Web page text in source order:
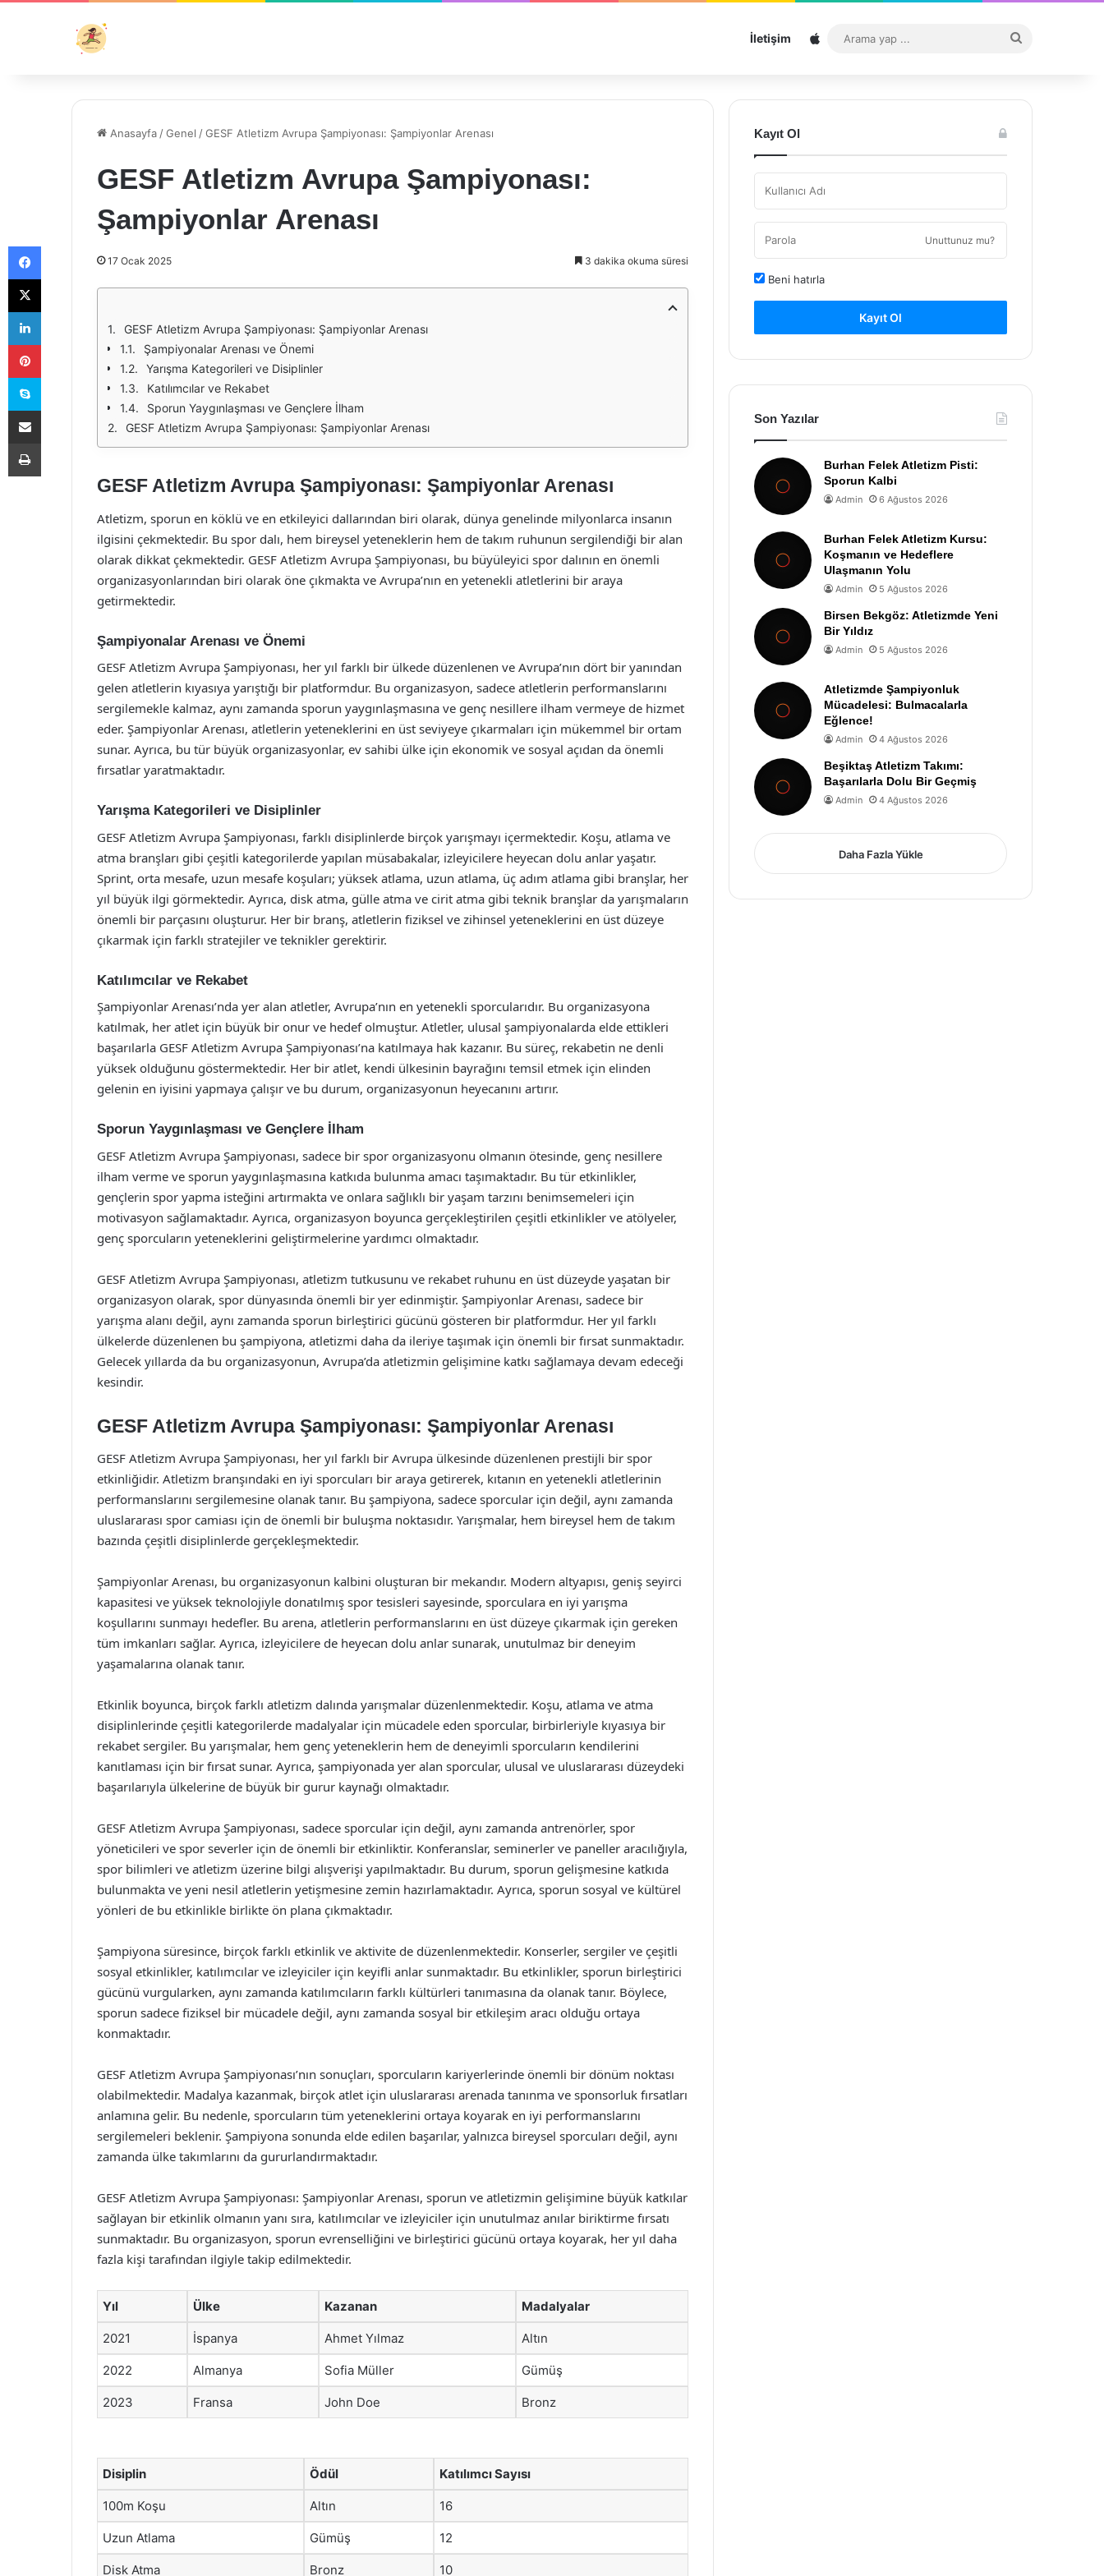
İletişim Sitemap
...
Anasayfa /Genel /GESF Atletizm Avrupa Şampiyonası: Şampiyonlar Arenası
GESF Atletizm Avrupa Şampiyonası:
Şampiyonlar Arenası
17 Ocak 2025 3 dakika okuma süresi
GESF Atletizm Avrupa Şampiyonası: Şampiyonlar Arenası
Şampiyonalar Arenası ve Önemi
Yarışma Kategorileri ve Disiplinler
Katılımcılar ve Rekabet
Sporun Yaygınlaşması ve Gençlere İlham
GESF Atletizm Avrupa Şampiyonası: Şampiyonlar Arenası
GESF Atletizm Avrupa Şampiyonası: Şampiyonlar Arenası
Atletizm, sporun en köklü ve en etkileyici dallarından biri olarak, dünya genelinde milyonlarca insanın
ilgisini çekmektedir. Bu spor dalı, hem bireysel yeteneklerin hem de takım ruhunun sergilendiği bir alan
olarak dikkat çekmektedir. GESF Atletizm Avrupa Şampiyonası, bu büyüleyici spor dalının en önemli
organizasyonlarından biri olarak öne çıkmakta ve Avrupa’nın en yetenekli atletlerini bir araya
getirmektedir.
Şampiyonalar Arenası ve Önemi
GESF Atletizm Avrupa Şampiyonası, her yıl farklı bir ülkede düzenlenen ve Avrupa’nın dört bir yanından
gelen atletlerin kıyasıya yarıştığı bir platformdur. Bu organizasyon, sadece atletlerin performanslarını
sergilemekle kalmaz, aynı zamanda sporun yaygınlaşmasına ve genç nesillere ilham vermeye de hizmet
eder. Şampiyonlar Arenası, atletlerin yeteneklerini en üst seviyeye çıkarmaları için mükemmel bir ortam
sunar. Ayrıca, bu tür büyük organizasyonlar, ev sahibi ülke için ekonomik ve sosyal açıdan da önemli
fırsatlar yaratmaktadır.
Yarışma Kategorileri ve Disiplinler
GESF Atletizm Avrupa Şampiyonası, farklı disiplinlerde birçok yarışmayı içermektedir. Koşu, atlama ve
atma branşları gibi çeşitli kategorilerde yapılan müsabakalar, izleyicilere heyecan dolu anlar yaşatır.
Sprint, orta mesafe, uzun mesafe koşuları; yüksek atlama, uzun atlama, üç adım atlama gibi branşlar, her
yıl büyük ilgi görmektedir. Ayrıca, disk atma, gülle atma ve cirit atma gibi teknik branşlar da yarışmaların
önemli bir parçasını oluşturur. Her bir branş, atletlerin fiziksel ve zihinsel yeteneklerini en üst düzeye
çıkarmak için farklı stratejiler ve teknikler gerektirir.
Katılımcılar ve Rekabet
Şampiyonlar Arenası’nda yer alan atletler, Avrupa’nın en yetenekli sporcularıdır. Bu organizasyona
katılmak, her atlet için büyük bir onur ve hedef olmuştur. Atletler, ulusal şampiyonalarda elde ettikleri
başarılarla GESF Atletizm Avrupa Şampiyonası’na katılmaya hak kazanır. Bu süreç, rekabetin ne denli
yüksek olduğunu göstermektedir. Her bir atlet, kendi ülkesinin bayrağını temsil etmek için elinden
gelenin en iyisini yapmaya çalışır ve bu durum, organizasyonun heyecanını artırır.
Sporun Yaygınlaşması ve Gençlere İlham
GESF Atletizm Avrupa Şampiyonası, sadece bir spor organizasyonu olmanın ötesinde, genç nesillere
ilham verme ve sporun yaygınlaşmasına katkıda bulunma amacı taşımaktadır. Bu tür etkinlikler,
gençlerin spor yapma isteğini artırmakta ve onlara sağlıklı bir yaşam tarzını benimsemeleri için
motivasyon sağlamaktadır. Ayrıca, organizasyon boyunca gerçekleştirilen çeşitli etkinlikler ve atölyeler,
genç sporcuların yeteneklerini geliştirmelerine yardımcı olmaktadır.
GESF Atletizm Avrupa Şampiyonası, atletizm tutkusunu ve rekabet ruhunu en üst düzeyde yaşatan bir
organizasyon olarak, spor dünyasında önemli bir yer edinmiştir. Şampiyonlar Arenası, sadece bir
yarışma alanı değil, aynı zamanda sporun birleştirici gücünü gösteren bir platformdur. Her yıl farklı
ülkelerde düzenlenen bu şampiyona, atletizmi daha da ileriye taşımak için önemli bir fırsat sunmaktadır.
Gelecek yıllarda da bu organizasyonun, Avrupa’da atletizmin gelişimine katkı sağlamaya devam edeceği
kesindir.
GESF Atletizm Avrupa Şampiyonası: Şampiyonlar Arenası
GESF Atletizm Avrupa Şampiyonası, her yıl farklı bir Avrupa ülkesinde düzenlenen prestijli bir spor
etkinliğidir. Atletizm branşındaki en iyi sporcuları bir araya getirerek, kıtanın en yetenekli atletlerinin
performanslarını sergilemesine olanak tanır. Bu şampiyona, sadece sporcular için değil, aynı zamanda
uluslararası spor camiası için de önemli bir buluşma noktasıdır. Yarışmalar, hem bireysel hem de takım
bazında çeşitli disiplinlerde gerçekleşmektedir.
Şampiyonlar Arenası, bu organizasyonun kalbini oluşturan bir mekandır. Modern altyapısı, geniş seyirci
kapasitesi ve yüksek teknolojiyle donatılmış spor tesisleri sayesinde, sporculara en iyi yarışma
koşullarını sunmayı hedefler. Bu arena, atletlerin performanslarını en üst düzeye çıkarmak için gereken
tüm imkanları sağlar. Ayrıca, izleyicilere de heyecan dolu anlar sunarak, unutulmaz bir deneyim
yaşamalarına olanak tanır.
Etkinlik boyunca, birçok farklı atletizm dalında yarışmalar düzenlenmektedir. Koşu, atlama ve atma
disiplinlerinde çeşitli kategorilerde madalyalar için mücadele eden sporcular, birbirleriyle kıyasıya bir
rekabet sergiler. Bu yarışmalar, hem genç yeteneklerin hem de deneyimli sporcuların kendilerini
kanıtlaması için bir fırsat sunar. Ayrıca, şampiyonada yer alan sporcular, ulusal ve uluslararası düzeydeki
başarılarıyla ülkelerine de büyük bir gurur kaynağı olmaktadır.
GESF Atletizm Avrupa Şampiyonası, sadece sporcular için değil, aynı zamanda antrenörler, spor
yöneticileri ve spor severler için de önemli bir etkinliktir. Konferanslar, seminerler ve paneller aracılığıyla,
spor bilimleri ve atletizm üzerine bilgi alışverişi yapılmaktadır. Bu durum, sporun gelişmesine katkıda
bulunmakta ve yeni nesil atletlerin yetişmesine zemin hazırlamaktadır. Ayrıca, sporun sosyal ve kültürel
yönleri de bu etkinlikle birlikte ön plana çıkmaktadır.
Şampiyona süresince, birçok farklı etkinlik ve aktivite de düzenlenmektedir. Konserler, sergiler ve çeşitli
sosyal etkinlikler, katılımcılar ve izleyiciler için keyifli anlar sunmaktadır. Bu etkinlikler, sporun birleştirici
gücünü vurgularken, aynı zamanda katılımcıların farklı kültürleri tanımasına da olanak tanır. Böylece,
sporun sadece fiziksel bir mücadele değil, aynı zamanda sosyal bir etkileşim aracı olduğu ortaya
konmaktadır.
GESF Atletizm Avrupa Şampiyonası’nın sonuçları, sporcuların kariyerlerinde önemli bir dönüm noktası
olabilmektedir. Madalya kazanmak, birçok atlet için uluslararası arenada tanınma ve sponsorluk fırsatları
anlamına gelir. Bu nedenle, sporcuların tüm yeteneklerini ortaya koyarak en iyi performanslarını
sergilemeleri beklenir. Şampiyona sonunda elde edilen başarılar, yalnızca bireysel sporcuları değil, aynı
zamanda ülke takımlarını da gururlandırmaktadır.
GESF Atletizm Avrupa Şampiyonası: Şampiyonlar Arenası, sporun ve atletizmin gelişimine büyük katkılar
sağlayan bir etkinlik olmanın yanı sıra, katılımcılar ve izleyiciler için unutulmaz anılar biriktirme fırsatı
sunmaktadır. Bu organizasyon, sporun evrenselliğini ve birleştirici gücünü ortaya koyarak, her yıl daha
fazla kişi tarafından ilgiyle takip edilmektedir.
Yıl Ülke Kazanan Madalyalar
2021 İspanya Ahmet Yılmaz Altın
2022 Almanya Sofia Müller Gümüş
2023 Fransa John Doe Bronz
Disiplin Ödül Katılımcı Sayısı
100m Koşu Altın 16
Uzun Atlama Gümüş 12
Disk Atma Bronz 10
Kayıt Ol
Unuttunuz mu?
Beni hatırla
Kayıt Ol
Son Yazılar
Burhan Felek Atletizm Pisti:
Sporun Kalbi
Admin 6 Ağustos 2026
Burhan Felek Atletizm Kursu:
Koşmanın ve Hedeflere
Ulaşmanın Yolu
Admin 5 Ağustos 2026
Birsen Bekgöz: Atletizmde Yeni
Bir Yıldız
Admin 5 Ağustos 2026
Atletizmde Şampiyonluk
Mücadelesi: Bulmacalarla
Eğlence!
Admin 4 Ağustos 2026
Beşiktaş Atletizm Takımı:
Başarılarla Dolu Bir Geçmiş
Admin 4 Ağustos 2026
Daha Fazla Yükle
Facebook
X
LinkedIn
Pinterest
Skype
E-Posta ile paylaş